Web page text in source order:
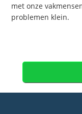
met onze
problemen klein.